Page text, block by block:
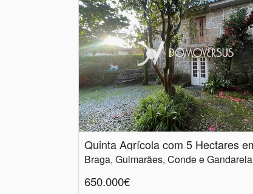
Braga, Guimarães, Conde e Gandarela
650.000€